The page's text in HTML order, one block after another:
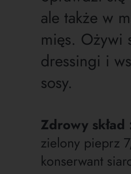
ale także w
mięs. Ożywi
dressingi i
sosy.
Zdrowy skład
zielony pieprz
konserwant